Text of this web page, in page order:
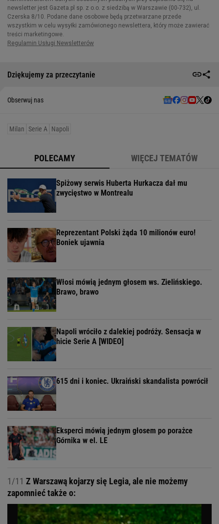
Dziękujemy za przeczytanie
Obserwuj nas
Milan Serie A Napoli
POLECAMY WIĘCEJ TEMATÓW
Spiżowy serwis Huberta Hurkacza dał mu
zwycięstwo w Montrealu
Reprezentant Polski żąda 10 milionów euro!
Boniek ujawnia
Włosi mówią jednym głosem ws. Zielińskiego.
Brawo, brawo
Napoli wróciło z dalekiej podróży. Sensacja w
hicie Serie A [WIDEO]
615 dni i koniec. Ukraiński skandalista powrócił
Eksperci mówią jednym głosem po porażce
Górnika w el. LE
1/11 Z Warszawą kojarzy się Legia, ale nie możemy
zapomnieć także o: